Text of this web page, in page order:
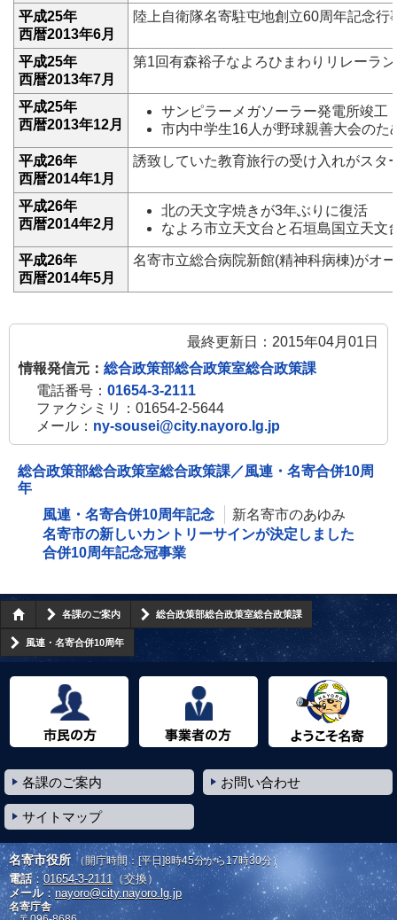
平成25年
西暦2013年6月
陸上自衛隊名寄駐屯地創立60周年記念行
平成25年
西暦2013年7月
第1回有森裕子なよろひまわりリレーラ
平成25年
西暦2013年12月
サンピラーメガソーラー発電所竣工
市内中学生16人が野球親善大会の
平成26年
西暦2014年1月
誘致していた教育旅行の受け入れがスタ
平成26年
西暦2014年2月
北の天文字焼きが3年ぶりに復活
なよろ市立天文台と石垣島国立天文
平成26年
西暦2014年5月
名寄市立総合病院新館(精神科病棟)がオ
最終更新日：2015年04月01日
情報発信元： 総合政策部総合政策室総合政策課
電話番号： 01654-3-2111
ファクシミリ：01654-2-5644
メール： ny-sousei@city.nayoro.lg.jp
総合政策部総合政策室総合政策課／風連・名寄合併10周
年
風連・名寄合併10周年記念
新名寄市のあゆみ
名寄市の新しいカントリーサインが決定しました
合併10周年記念冠事業
各課のご案内 総合政策部総合政策室総合政策課
風連・名寄合併10周年
各課のご案内 お問い合わせ
サイトマップ
名寄市役所 （開庁時間：[平日]8時45分から17時30分）
電話： 01654-3-2111 （交換）
メール： nayoro@city.nayoro.lg.jp
名寄庁舎